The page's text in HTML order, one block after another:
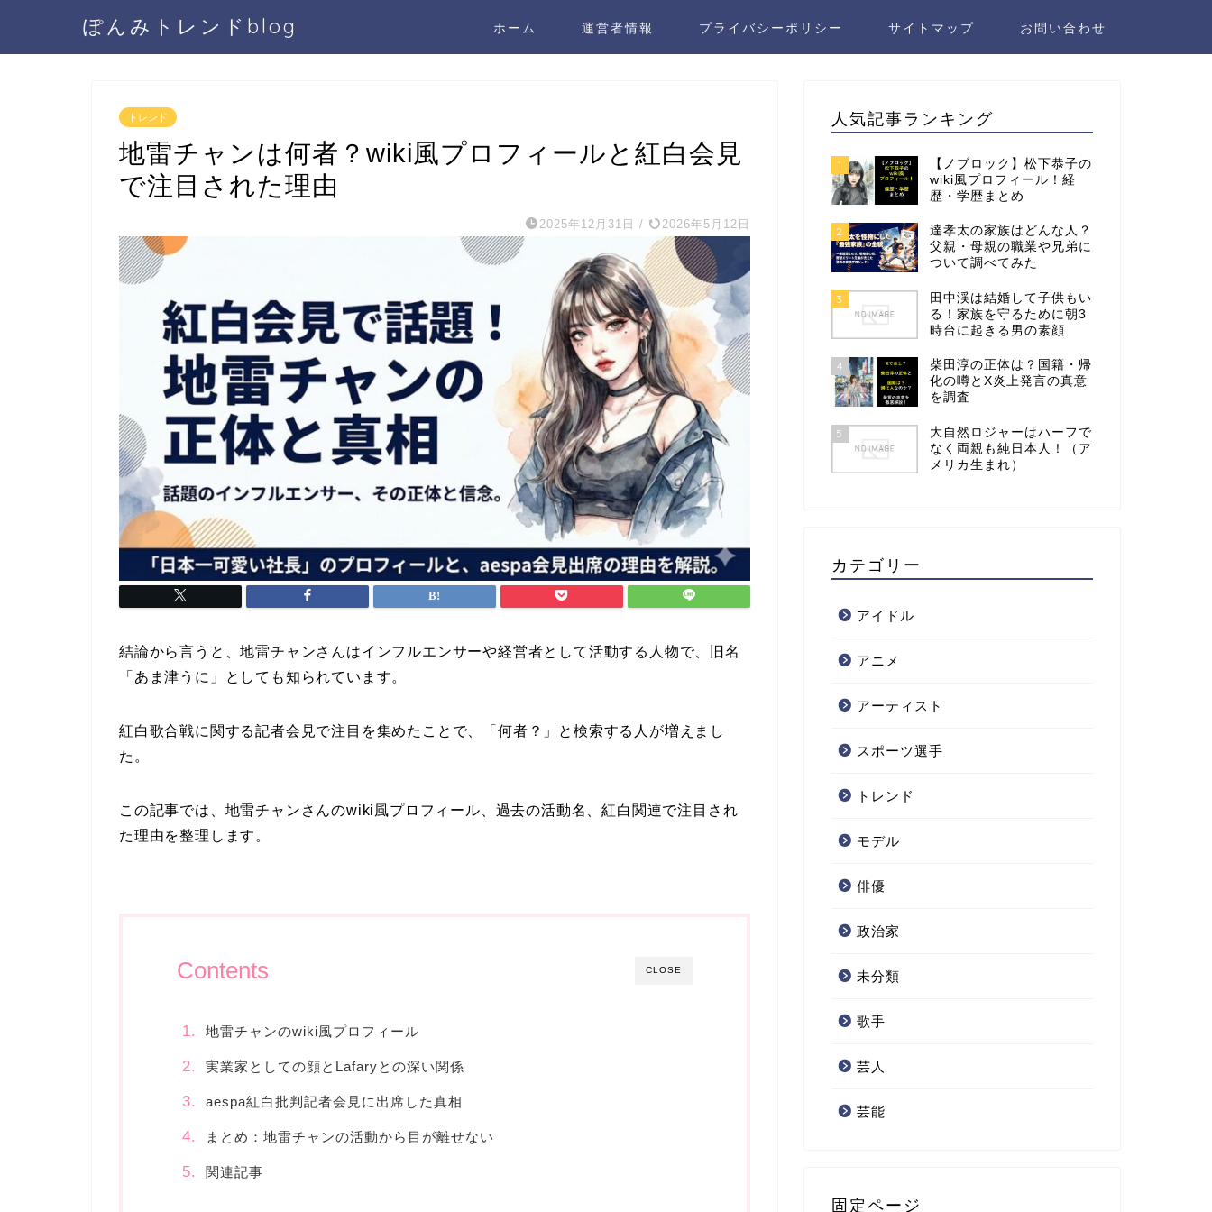
ぽんみトレンドblog ホーム 運営者情報 プライバシーポリシー サイトマップ お問い合わせ
トレンド
地雷チャンは何者？wiki風プロフィールと紅白会見
で注目された理由
2025年12月31日 / 2026年5月12日
結論から言うと、地雷チャンさんはインフルエンサーや経営者として活動する人物で、旧名
「あま津うに」としても知られています。
紅白歌合戦に関する記者会見で注目を集めたことで、「何者？」と検索する人が増えまし
た。
この記事では、地雷チャンさんのwiki風プロフィール、過去の活動名、紅白関連で注目され
た理由を整理します。
CLOSE
Contents
地雷チャンのwiki風プロフィール
実業家としての顔とLafaryとの深い関係
aespa紅白批判記者会見に出席した真相
まとめ：地雷チャンの活動から目が離せない
関連記事
人気記事ランキング
1
【ノブロック】松下恭子の
wiki風プロフィール！経
歴・学歴まとめ
2
達孝太の家族はどんな人？
父親・母親の職業や兄弟に
ついて調べてみた
3
田中渓は結婚して子供もい
る！家族を守るために朝3
時台に起きる男の素顔
4
柴田淳の正体は？国籍・帰
化の噂とX炎上発言の真意
を調査
5
大自然ロジャーはハーフで
なく両親も純日本人！（ア
メリカ生まれ）
カテゴリー
アイドル
アニメ
アーティスト
スポーツ選手
トレンド
モデル
俳優
政治家
未分類
歌手
芸人
芸能
固定ページ